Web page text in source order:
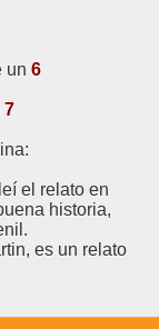
un 6
7
el relato en
historia,
es un relato